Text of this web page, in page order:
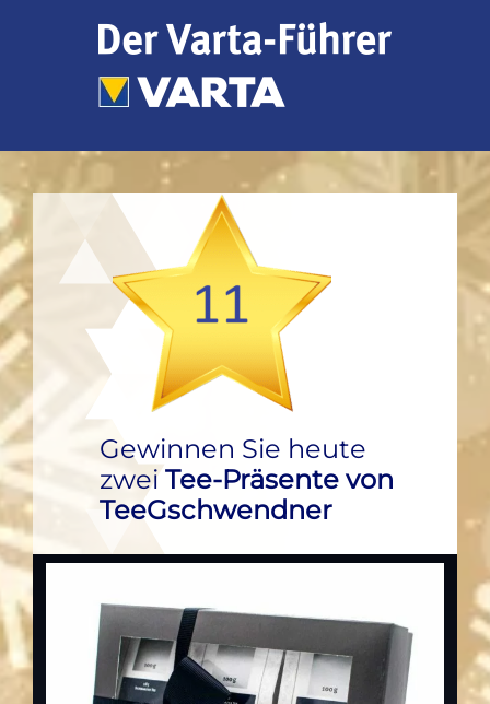
Gewinnen Sie heute
zweiTee-Präsente von
TeeGschwendner